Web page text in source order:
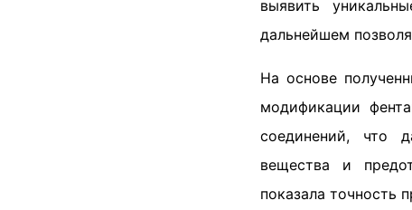
выявить
дальнейшем
На основе
модификации
соединений, что
вещества и
показала точность